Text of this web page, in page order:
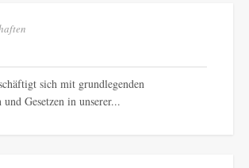
sich mit grundlegenden
und Gesetzen in unserer...